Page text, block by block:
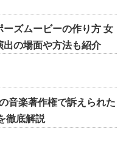
ーズムービーの作り方 女
出の場面や方法も紹介
音楽著作権で訴えられた
徹底解説